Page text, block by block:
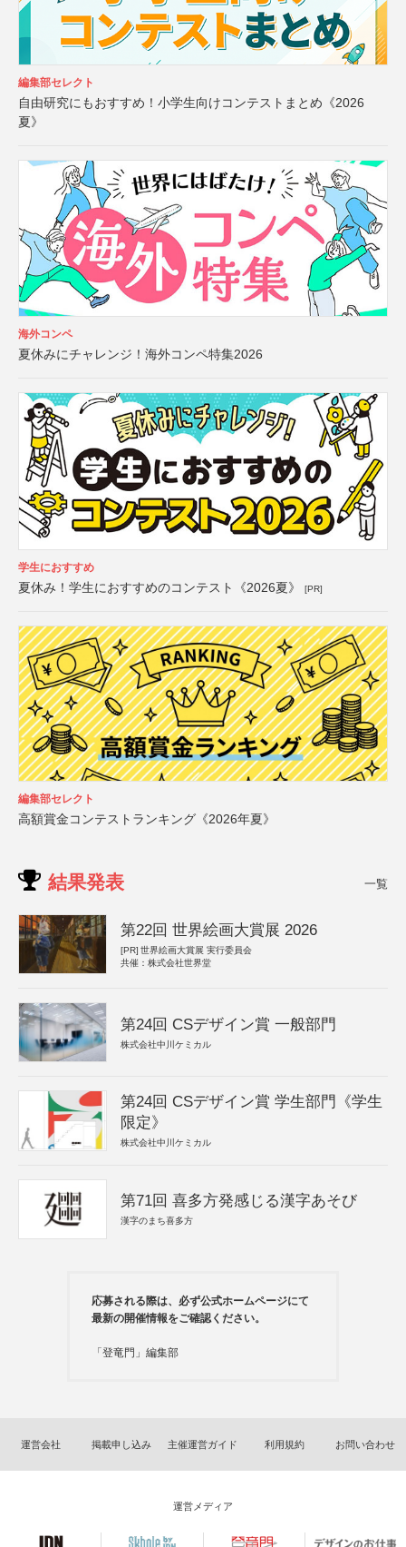
編集部セレクト
自由研究にもおすすめ！小学生向けコンテストまとめ《2026
夏》
海外コンペ
夏休みにチャレンジ！海外コンペ特集2026
学生におすすめ
夏休み！学生におすすめのコンテスト《2026夏》 [PR]
編集部セレクト
高額賞金コンテストランキング《2026年夏》
結果発表 一覧
第22回 世界絵画大賞展 2026
[PR] 世界絵画大賞展 実行委員会
共催：株式会社世界堂
第24回 CSデザイン賞 一般部門
株式会社中川ケミカル
第24回 CSデザイン賞 学生部門《学生
限定》
株式会社中川ケミカル
第71回 喜多方発感じる漢字あそび
漢字のまち喜多方
応募される際は、必ず公式ホームページにて
最新の開催情報をご確認ください。
「登竜門」編集部
運営会社 掲載申し込み 主催運営ガイド 利用規約 お問い合わせ
運営メディア